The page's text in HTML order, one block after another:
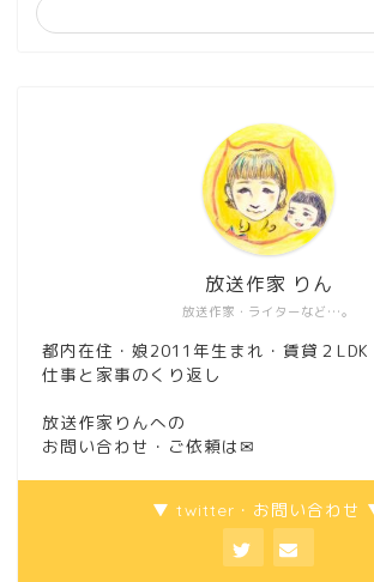
放送作家・ライターなど…。
放送作家 りん
都内在住・娘2011年生まれ・賃貸２LDK
仕事と家事のくり返し
放送作家りんへの
お問い合わせ・ご依頼は ✉
▼ twitter・お問い合わせ